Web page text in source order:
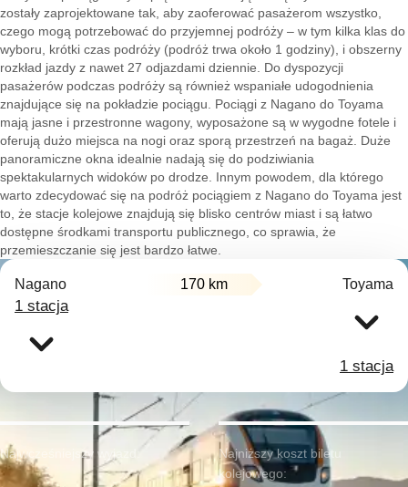
zostały zaprojektowane tak, aby zaoferować pasażerom wszystko,
czego mogą potrzebować do przyjemnej podróży – w tym kilka klas do
wyboru, krótki czas podróży (podróż trwa około 1 godziny), i obszerny
rozkład jazdy z nawet 27 odjazdami dziennie. Do dyspozycji
pasażerów podczas podróży są również wspaniałe udogodnienia
znajdujące się na pokładzie pociągu. Pociągi z Nagano do Toyama
mają jasne i przestronne wagony, wyposażone są w wygodne fotele i
oferują dużo miejsca na nogi oraz sporą przestrzeń na bagaż. Duże
panoramiczne okna idealnie nadają się do podziwiania
spektakularnych widoków po drodze. Innym powodem, dla którego
warto zdecydować się na podróż pociągiem z Nagano do Toyama jest
to, że stacje kolejowe znajdują się blisko centrów miast i są łatwo
dostępne środkami transportu publicznego, co sprawia, że
przemieszczanie się jest bardzo łatwe.
Nagano 170 km Toyama
1 stacja
1 stacja
Najwcześniejszy wyjazd:
Najniższy koszt biletu
kolejowego: